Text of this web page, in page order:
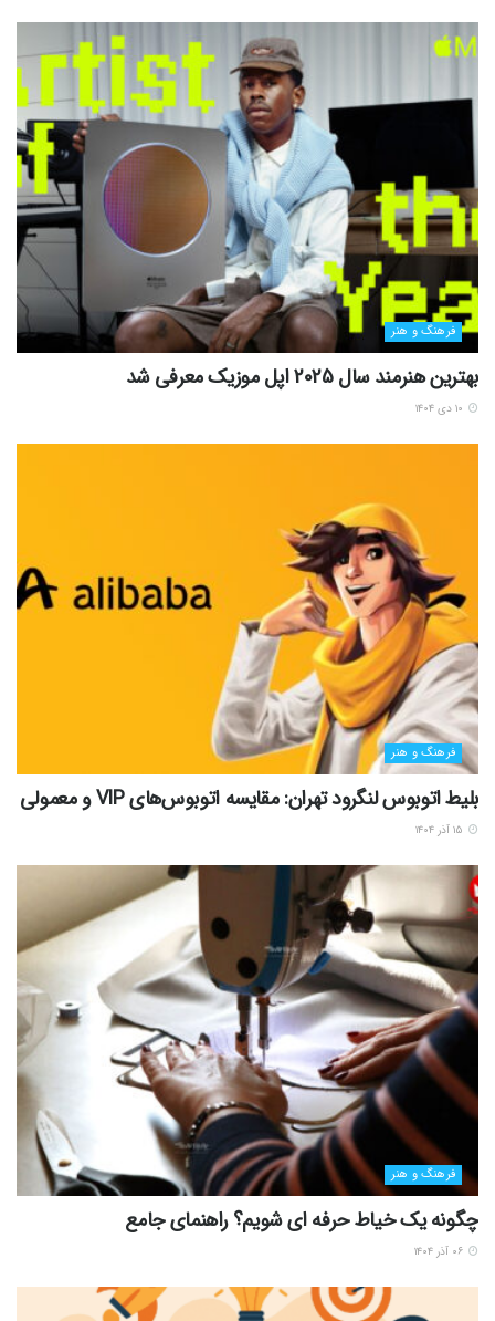
فرهنگ و هنر
بهترین هنرمند سال 2025 اپل موزیک معرفی شد
فرهنگ و هنر
بلیط اتوبوس لنگرود تهران: مقایسه اتوبوس‌های VIP و معمولی
فرهنگ و هنر
چگونه یک خیاط حرفه ای شویم؟ راهنمای جامع